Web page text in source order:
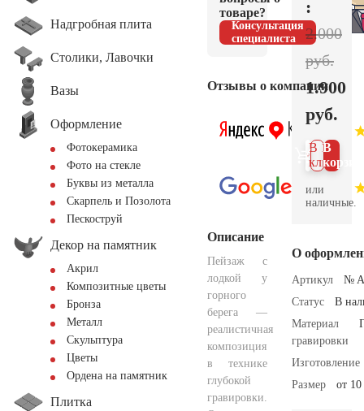
Надгробная плита
Столики, Лавочки
Вазы
Оформление
Фотокерамика
Фото на стекле
Буквы из металла
Скарпель и Позолота
Пескоструй
Декор на памятник
Акрил
Композитные цветы
Бронза
Металл
Скульптура
Цветы
Ордена на памятник
Плитка
товаре?
Консультация
специалиста
Отзывы о компании
Описание
Пейзаж с
лодкой у
горного
берега —
реалистичная
композиция
в технике
глубокой
гравировки.
:
2.000
руб.
1.900
руб.
В
В 1
клик
или
наличные.
О
Артикул
№
Статус
В
Материал
гравировки
Изготовление
Размер
от